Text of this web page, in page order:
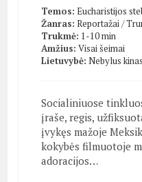
Temos: Eucharistijos
Žanras: Reportažai /
Trukmė: 1-10 min
Amžius: Visai šeimai
Lietuvybė: Nebylus kinas
Socialiniuose
įraše, regis,
įvykęs mažoje
kokybės filmuotoje
adoracijos…